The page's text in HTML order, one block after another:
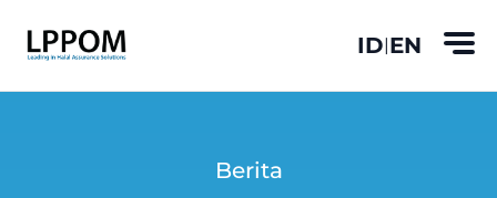
ID|EN
Berita